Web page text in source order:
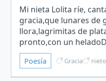
Mi nieta Lolita ríe,
gracia,que lunares de
llora,lagrimitas de
pronto,con un
salta,como a la
vista me fal…
Poesía Gracia